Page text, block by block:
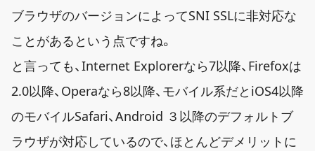
ブラウザのバージョンによってSNI SSLに非対応な
ことがあるという点ですね。
と言っても、Internet Explorerなら7以降、Firefoxは
2.0以降、Operaなら8以降、モバイル系だとiOS4以降
のモバイルSafari、Android ３以降のデフォルトブ
ラウザが対応しているので、ほとんどデメリットに